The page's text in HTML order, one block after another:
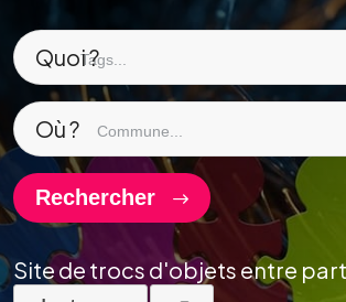
Quoi ?
Où ?
Rechercher
Site de trocs d'objets entre